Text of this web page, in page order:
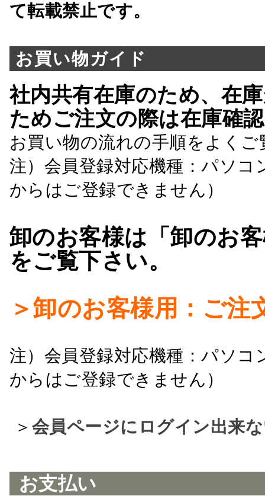
て転載禁止です。
お買い物ガイド
社内共有在庫のため、在
ためご注文の際は在庫確
お買い物の流れの手順をよくご
注）会員登録対応機種：パソ
からはご登録できません）
卸のお客様は「卸のお
をご覧下さい。
＞卸のお客様用：ご注
注）会員登録対応機種：パソ
からはご登録できません）
＞ 会員ページにログイン出来
お支払い